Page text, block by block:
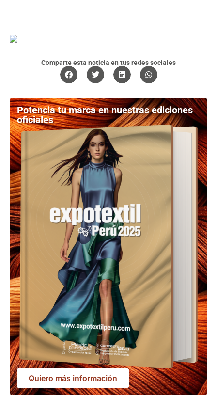
Comparte esta noticia en tus redes sociales
Potencia tu marca en nuestras ediciones
oficiales
Quiero más información